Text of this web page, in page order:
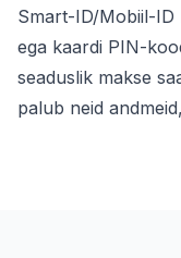
Smart-ID/Mobiil-ID
ega kaardi PIN-
seaduslik makse
palub neid